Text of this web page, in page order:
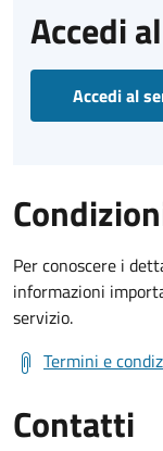
Accedi
Accedi al
Per conoscere i
informazioni
servizio.
Termini e
Contatti